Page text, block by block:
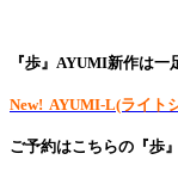
『歩』AYUMI新作は一
New! AYUMI-L(ライト
ご予約はこちらの『歩